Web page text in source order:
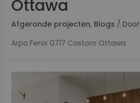
Ottawa
Afgeronde projecten, Blogs / Door
Arpa Fenix 0717 Castoro Ottawa